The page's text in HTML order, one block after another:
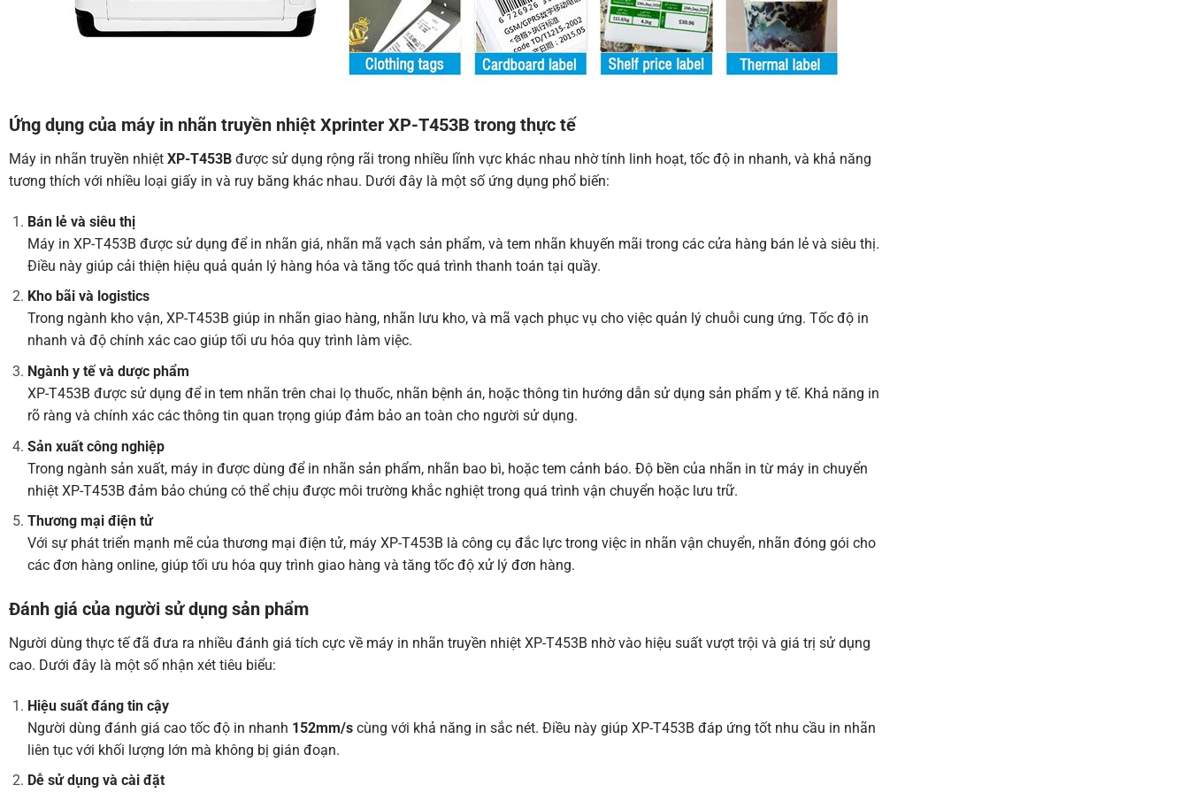
Ứng dụng của máy in nhãn truyền nhiệt XprinterXP-T453B trong thực tế
Máy in nhãn truyền nhiệt XP-T453Bđược sử dụng rộng rãi trong nhiều lĩnh vực khác nhau nhờ tính linh hoạt, tốc độ in nhanh, và khả năng
tương thích với nhiều loại giấy in và ruy băng khác nhau. Dưới đây là một số ứng dụng phổ biến:
Bán lẻ và siêu thị
Máy in XP-T453B được sử dụng để in nhãn giá, nhãn mã vạch sản phẩm, và tem nhãn khuyến mãi trong các cửa hàng bán lẻ và siêu thị.
Điều này giúp cải thiện hiệu quả quản lý hàng hóa và tăng tốc quá trình thanh toán tại quầy.
Kho bãi và logistics
Trong ngành kho vận, XP-T453B giúp in nhãn giao hàng, nhãn lưu kho, và mã vạch phục vụ cho việc quản lý chuỗi cung ứng. Tốc độ in
nhanh và độ chính xác cao giúp tối ưu hóa quy trình làm việc.
Ngành y tế và dược phẩm
XP-T453B được sử dụng để in tem nhãn trên chai lọ thuốc, nhãn bệnh án, hoặc thông tin hướng dẫn sử dụng sản phẩm y tế. Khả năng in
rõ ràng và chính xác các thông tin quan trọng giúp đảm bảo an toàn cho người sử dụng.
Sản xuất công nghiệp
Trong ngành sản xuất, máy in được dùng để in nhãn sản phẩm, nhãn bao bì, hoặc tem cảnh báo. Độ bền của nhãn in từ máy in chuyển
nhiệtXP-T453B đảm bảo chúng có thể chịu được môi trường khắc nghiệt trong quá trình vận chuyển hoặc lưu trữ.
Thương mại điện tử
Với sự phát triển mạnh mẽ của thương mại điện tử, máy XP-T453B là công cụ đắc lực trong việc in nhãn vận chuyển, nhãn đóng gói cho
các đơn hàng online, giúp tối ưu hóa quy trình giao hàng và tăng tốc độ xử lý đơn hàng.
Đánh giá của người sử dụng sản phẩm
Người dùng thực tế đã đưa ra nhiều đánh giá tích cực về máy in nhãn truyền nhiệt XP-T453B nhờ vào hiệu suất vượt trội và giá trị sử dụng
cao. Dưới đây là một số nhận xét tiêu biểu:
Hiệu suất đáng tin cậy
Người dùng đánh giá cao tốc độ in nhanh 152mm/scùng với khả năng in sắc nét. Điều này giúp XP-T453B đáp ứng tốt nhu cầu in nhãn
liên tục với khối lượng lớn mà không bị gián đoạn.
Dễ sử dụng và cài đặt